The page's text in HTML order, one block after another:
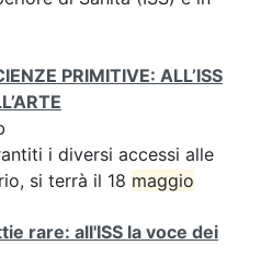
PRIMITIVE: ALL’ISS
i diversi accessi alle
si terrà il 18 maggio
rare: all'ISS la voce dei